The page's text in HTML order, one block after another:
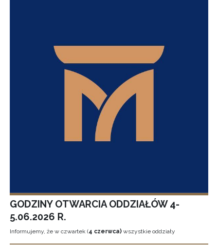
GODZINY OTWARCIA ODDZIAŁÓW 4-
5.06.2026 R.
Informujemy, że w czwartek (4 czerwca) wszystkie oddziały